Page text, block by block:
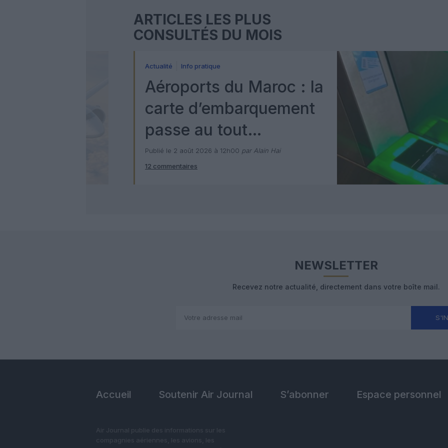
ARTICLES LES PLUS
CONSULTÉS DU MOIS
Actualité Info pratique
Aéroports du Maroc : la
carte d’embarquement
passe au tout
numérique avec Pax
Check
Publié le 2 août 2026 à 12h00 par Alain Hai
12 commentaires
NEWSLETTER
Recevez notre actualité, directement dans votre boîte mail.
Accueil Soutenir Air Journal S’abonner Espace personnel